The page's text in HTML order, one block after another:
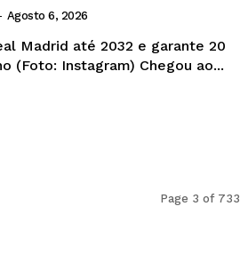
Agosto 6, 2026
Madrid até 2032 e garante 20
milhões de euros por ano (Foto: Instagram) Chegou ao...
Page 3 of 733